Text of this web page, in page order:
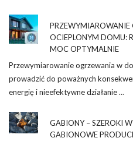
OCIEPLONYM DOMU:
MOC OPTYMALNIE
Przewymiarowanie ogrzewania w
prowadzić do poważnych
energię i nieefektywne działanie …
GABIONY – SZEROKI
GABIONOWE